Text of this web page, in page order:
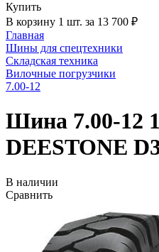
Купить
В корзину 1 шт. за 13 700 ₽
Главная
Шины для спецтехники
Складская техника
Вилочные погрузчики
7.00-12
Шина 7.00-12
DEESTONE
В наличии
Сравнить